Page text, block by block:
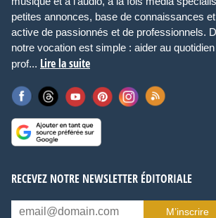
petites annonces, base de connaissances
active de passionnés et de professionnels.
notre vocation est simple : aider au
prof... Lire la suite
RECEVEZ NOTRE NEWSLETTER ÉDITORIALE
M’inscrire